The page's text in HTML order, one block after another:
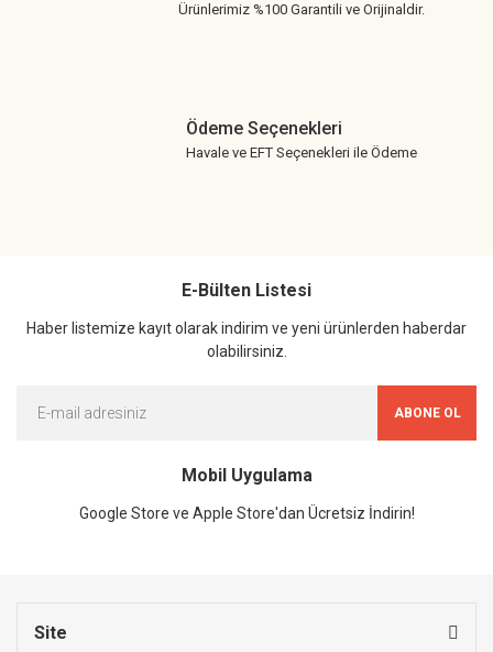
Ürünlerimiz %100 Garantili ve Orijinaldir.
Ödeme Seçenekleri
Havale ve EFT Seçenekleri ile Ödeme
E-Bülten Listesi
Haber listemize kayıt olarak indirim ve yeni ürünlerden haberdar
olabilirsiniz.
ABONE OL
Mobil Uygulama
Google Store ve Apple Store'dan Ücretsiz İndirin!
Site